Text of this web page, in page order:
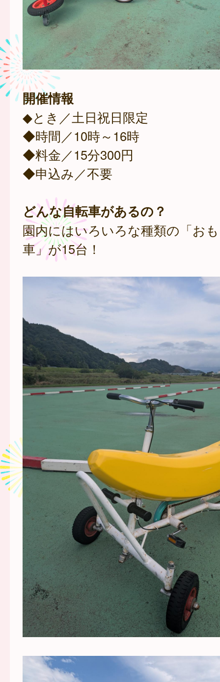
開催情報
◆とき／土日祝日限定
◆時間／10時～16時
◆料金／15分300円
◆申込み／不要
どんな自転車があるの？
園内にはいろいろな種類の「お
車」が15台！